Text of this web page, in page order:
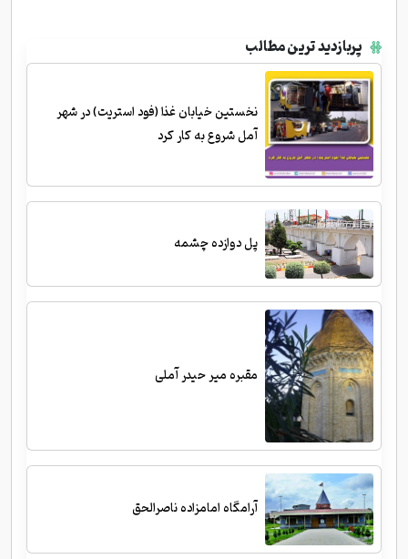
پربازدید ترین مطالب
نخستین خیابان غذا (فود استریت) در شهر
آمل شروع به کار کرد
پل دوازده چشمه
مقبره میر حیدر آملی
آرامگاه امامزاده ناصرالحق